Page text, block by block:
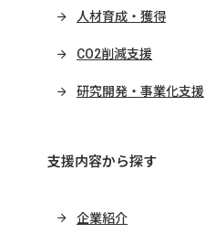
人材育成・獲得
CO2削減支援
研究開発・事業化支援
支援内容から探す
企業紹介